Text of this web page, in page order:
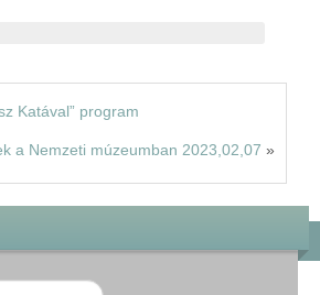
Katával” program
a Nemzeti múzeumban 2023,02,07 »